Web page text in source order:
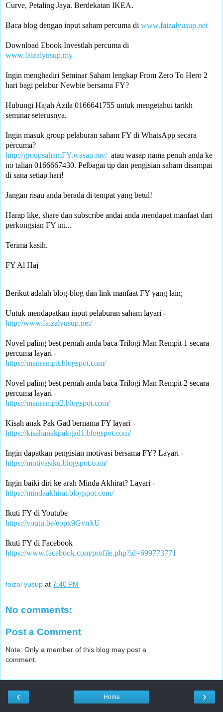
Curve, Petaling Jaya. Berdekatan IKEA.
Baca blog dengan input saham percuma di www.faizalyusup.net
www.faizalyusup.my
Ingin menghadiri Seminar Saham lengkap From Zero To Hero 2
Hubungi Hajah Azila 0166641755 untuk mengetahui tarikh
seminar seterusnya.
Ingin masuk group pelaburan saham FY di WhatsApp secara
percuma?
http://groupsahamFY.wasap.my/
  atau wasap nama penuh anda ke
no talian 0166667430. Pelbagai tip dan pengisian saham disampai
di sana setiap hari!
Jangan risau anda berada di tempat yang betul!
Harap like, share dan subscribe andai anda mendapat manfaat dari
perkongsian FY ini...
Terima kasih.
FY Al Haj
Berikut adalah blog-blog dan link manfaat FY yang lain;
Untuk mendapatkan input pelaburan saham layari -
http://www.faizalyusup.net/
Novel paling best pernah anda baca Trilogi Man Rempit 1 secara
percuma layari -
https://manrempit.blogspot.com/
Novel paling best pernah anda baca Trilogi Man Rempit 2 secara
percuma layari -
https://manrempit2.blogspot.com/
Kisah anak Pak Gad bernama FY layari -
https://kisahanakpakgad1.blogspot.com/
Ingin dapatkan pengisian motivasi bersama FY? Layari -
https://motivasiku.blogspot.com/
Ingin baiki diri ke arah Minda Akhirat? Layari -
https://mindaakhirat.blogspot.com/
Ikuti FY di Youtube
https://youtu.be/eopx9GvrrkU
Ikuti FY di Facebook
https://www.facebook.com/profile.php?id=699773771
faizal yusup at 7:40 PM
No comments:
Post a Comment
Note: Only a member of this blog may post a
comment.
‹ ›
Home